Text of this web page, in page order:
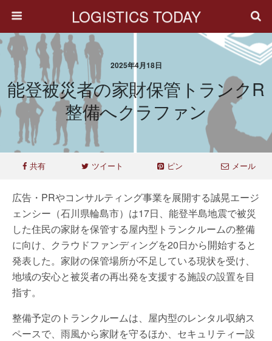
LOGISTICS TODAY
2025年4月18日
能登被災者の家財保管トランクR
整備へクラファン
共有 ツイート ピン メール
広告・PRやコンサルティング事業を展開する誠晃エージ
ェンシー（石川県輪島市）は17日、能登半島地震で被災
した住民の家財を保管する屋内型トランクルームの整備
に向け、クラウドファンディングを20日から開始すると
発表した。家財の保管場所が不足している現状を受け、
地域の安心と被災者の再出発を支援する施設の設置を目
指す。
整備予定のトランクルームは、屋内型のレンタル収納ス
ペースで、雨風から家財を守るほか、セキュリティー設